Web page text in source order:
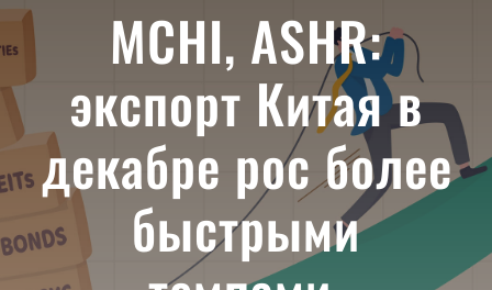
ЧТО ТАКОЕ ETF
ИНВЕСТИЦИИ В ETF
ТЕМАТИЧЕСКИЕ ETF
АКТУАЛЬНЫЕ
MCHI, ASHR:
экспорт Китая в
декабре рос более
быстрыми